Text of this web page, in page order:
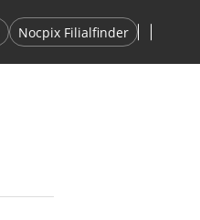
Nocpix Filialfinder